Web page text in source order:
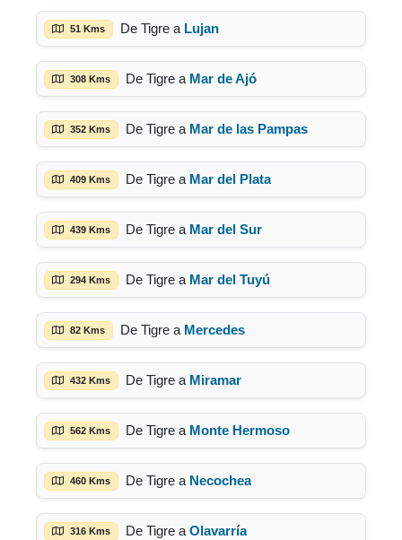
51 Kms De Tigre a Lujan
308 Kms De Tigre a Mar de Ajó
352 Kms De Tigre a Mar de las Pampas
409 Kms De Tigre a Mar del Plata
439 Kms De Tigre a Mar del Sur
294 Kms De Tigre a Mar del Tuyú
82 Kms De Tigre a Mercedes
432 Kms De Tigre a Miramar
562 Kms De Tigre a Monte Hermoso
460 Kms De Tigre a Necochea
316 Kms De Tigre a Olavarría